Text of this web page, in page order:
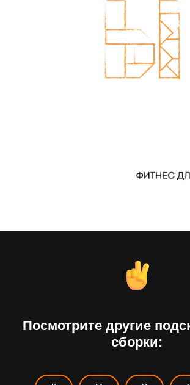
Посмотрите другие
сборки: